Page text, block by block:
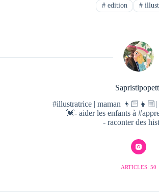
#edition #
#illustratrice | maman 👦🏻👦🏼|
💓- aider les enfants à
- raconter des
ARTICLES: 50